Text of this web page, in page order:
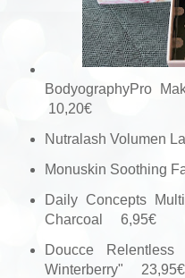
BodyographyPro
10,20€
Nutralash Volumen
Monuskin Soothing
Daily Concepts
Charcoal 6,95€
Doucce
Winterberry" 23,95€